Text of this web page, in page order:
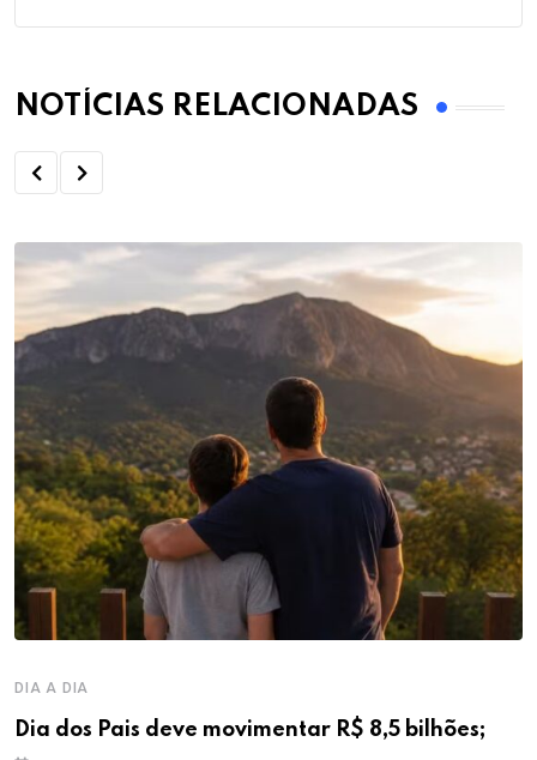
NOTÍCIAS RELACIONADAS
DIA A DIA
Dia dos Pais deve movimentar R$ 8,5 bilhões;